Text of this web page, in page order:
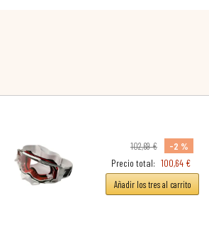
102,69 €
-2 %
Precio total: 100,64 €
Añadir los tres al carrito